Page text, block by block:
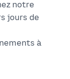
notre
jours de
à